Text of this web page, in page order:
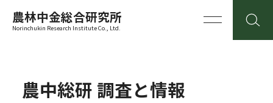
農林中金総合研究所
Norinchukin Research Institute Co., Ltd.
農中総研 調査と情報